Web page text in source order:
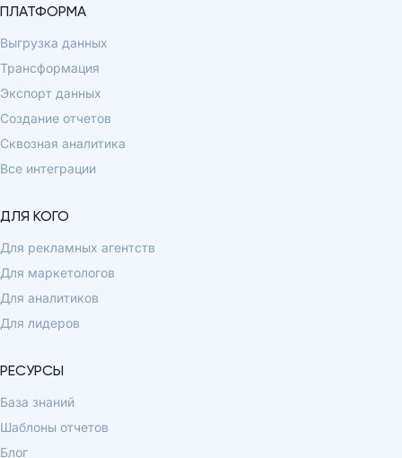
ПЛАТФОРМА
Выгрузка данных
Трансформация
Экспорт данных
Создание отчетов
Сквозная аналитика
Все интеграции
ДЛЯ КОГО
Для рекламных агентств
Для маркетологов
Для аналитиков
Для лидеров
РЕСУРСЫ
База знаний
Шаблоны отчетов
Блог